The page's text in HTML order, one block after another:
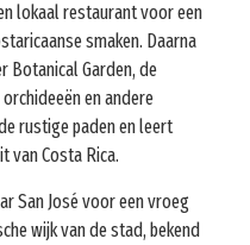
lokaal restaurant voor een
smaken. Daarna
Botanical Garden, de
en andere
rustige paden en leert
van Costa Rica.
San José voor een vroeg
wijk van de stad, bekend